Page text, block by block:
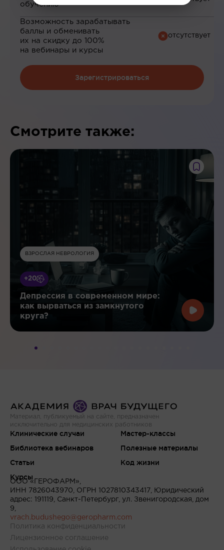
обучению
Возможность зарабатывать
баллы и обменивать
их на скидку до 100%
на вебинары и курсы
Зарегистрироваться
Смотрите также:
ВЗРОСЛАЯ НЕВРОЛОГИЯ
+20
Депрессия в современном мире:
как вырваться из замкнутого
круга?
Материал, публикуемый на сайте, предназначен
исключительно для медицинских работников
Клинические случаи
Библиотека вебинаров
Статьи
Курсы
Мастер-классы
Полезные материалы
Код жизни
ООО «ГЕРОФАРМ»,
ИНН 7826043970, ОГРН 1027810343417, Юридический
адрес: 191119, Санкт-Петербург, ул. Звенигородская, дом
9,
vrach.budushego@geropharm.com
Политика конфиденциальности
Лицензионное соглашение